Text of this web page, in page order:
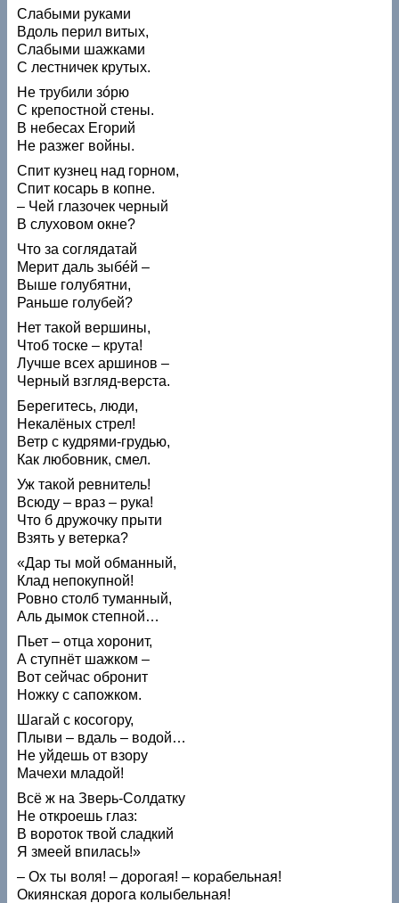
Слабыми руками
Вдоль перил витых,
Слабыми шажками
С лестничек крутых.
Не трубили зóрю
С крепостной стены.
В небесах Егорий
Не разжег войны.
Спит кузнец над горном,
Спит косарь в копне.
– Чей глазочек черный
В слуховом окне?
Что за соглядатай
Мерит даль зыбéй –
Выше голубятни,
Раньше голубей?
Нет такой вершины,
Чтоб тоске – крута!
Лучше всех аршинов –
Черный взгляд-верста.
Берегитесь, люди,
Некалёных стрел!
Ветр с кудрями-грудью,
Как любовник, смел.
Уж такой ревнитель!
Всюду – враз – рука!
Что б дружочку прыти
Взять у ветерка?
«Дар ты мой обманный,
Клад непокупной!
Ровно столб туманный,
Аль дымок степной…
Пьет – отца хоронит,
А ступнёт шажком –
Вот сейчас обронит
Ножку с сапожком.
Шагай с косогору,
Плыви – вдаль – водой…
Не уйдешь от взору
Мачехи младой!
Всё ж на Зверь-Солдатку
Не откроешь глаз:
В вороток твой сладкий
Я змеей впилась!»
– Ох ты воля! – дорогая! – корабельная!
Окиянская дорога колыбельная!